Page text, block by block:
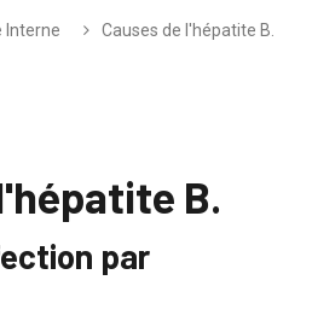
Interne Causes de l'hépatite B.
B.
par